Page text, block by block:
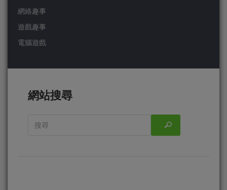
網絡趣事
遊戲趣事
電腦遊戲
網站搜尋